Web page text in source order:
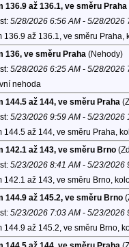
136.9 až 136.1, ve směru Praha
5/28/2026 6:56 AM - 5/28/2026
136.9 až 136.1, ve směru Praha,
136, ve směru Praha (Nehody)
5/28/2026 6:25 AM - 5/28/2026
nehoda
144.5 až 144, ve směru Praha
5/23/2026 9:59 AM - 5/23/2026
144.5 až 144, ve směru Praha,
142.1 až 143, ve směru Brno
5/23/2026 8:41 AM - 5/23/2026
142.1 až 143, ve směru Brno,
144.9 až 145.2, ve směru Brno
5/23/2026 7:03 AM - 5/23/2026
144.9 až 145.2, ve směru Brno,